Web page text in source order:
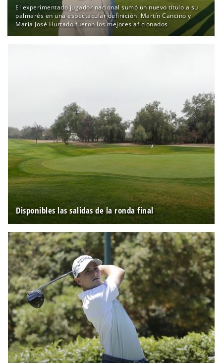
El experimentado jugador nacional sumó un nuevo título a su
palmarés en una espectacular definición. Martín Cancino y
María José Hurtado fueron los mejores aficionados
Disponibles las salidas de la ronda final